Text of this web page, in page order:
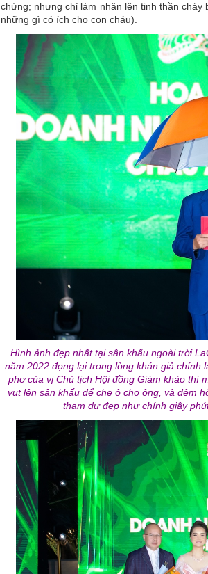
chứng; nhưng chỉ làm nhân lên tinh thần
những gì có ích cho con cháu).
Hình ảnh đẹp nhất tại sân khấu ngoài trời
năm 2022 đọng lại trong lòng khán giả chính
phơ của vị Chủ tịch Hội đồng Giám khảo thì
vụt lên sân khấu để che ô cho ông, và đêm
tham dự đẹp như chính giây